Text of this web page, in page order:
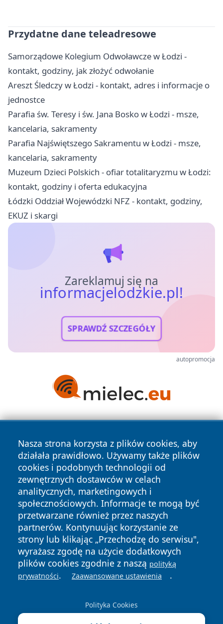
Przydatne dane teleadresowe
Samorządowe Kolegium Odwoławcze w Łodzi -
kontakt, godziny, jak złożyć odwołanie
Areszt Śledczy w Łodzi - kontakt, adres i informacje o
jednostce
Parafia św. Teresy i św. Jana Bosko w Łodzi - msze,
kancelaria, sakramenty
Parafia Najświętszego Sakramentu w Łodzi - msze,
kancelaria, sakramenty
Muzeum Dzieci Polskich - ofiar totalitaryzmu w Łodzi:
kontakt, godziny i oferta edukacyjna
Łódzki Oddział Wojewódzki NFZ - kontakt, godziny,
EKUZ i skargi
Zareklamuj się na
informacjelodzkie.pl!
SPRAWDŹ SZCZEGÓŁY
autopromocja
Nasza strona korzysta z plików cookies, aby
działała prawidłowo. Używamy także plików
cookies i podobnych technologii od
zewnętrznych dostawców w celach
analitycznych, marketingowych i
społecznościowych. Informacje te mogą być
przetwarzane również przez naszych
partnerów. Kontynuując korzystanie ze
strony lub klikając „Przechodzę do serwisu",
wyrażasz zgodę na użycie dodatkowych
plików cookies zgodnie z naszą polityką
prywatności. Zaawansowane ustawienia .
Polityka Cookies
Copyright © 2026 informacjelodzkie.pl Wszystkie prawa
zastrzeżone.
News Autorzy
Polityka
Prywatności
Polityka
Cookies